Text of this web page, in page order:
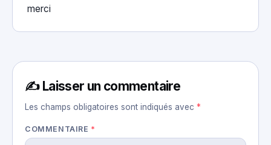
merci
✍️ Laisser un commentaire
Les champs obligatoires sont indiqués avec *
COMMENTAIRE *